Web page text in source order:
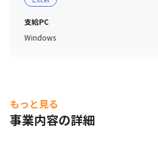
支給PC
Windows
もっと見る
事業内容の詳細